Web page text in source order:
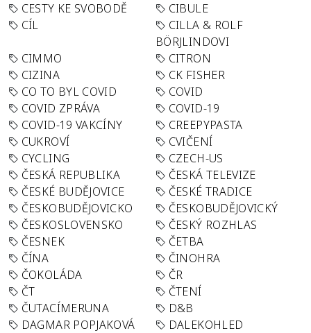
CESTY KE SVOBODĚ
CIBULE
CÍL
CILLA & ROLF
BÖRJLINDOVI
CIMMO
CITRON
CIZINA
CK FISHER
CO TO BYL COVID
COVID
COVID ZPRÁVA
COVID-19
COVID-19 VAKCÍNY
CREEPYPASTA
CUKROVÍ
CVIČENÍ
CYCLING
CZECH-US
ČESKÁ REPUBLIKA
ČESKÁ TELEVIZE
ČESKÉ BUDĚJOVICE
ČESKÉ TRADICE
ČESKOBUDĚJOVICKO
ČESKOBUDĚJOVICKÝ
ČESKOSLOVENSKO
ČESKÝ ROZHLAS
ČESNEK
ČETBA
ČÍNA
ČINOHRA
ČOKOLÁDA
ČR
ČT
ČTENÍ
ČUTACÍMERUNA
D&B
DAGMAR POPJAKOVÁ
DALEKOHLED